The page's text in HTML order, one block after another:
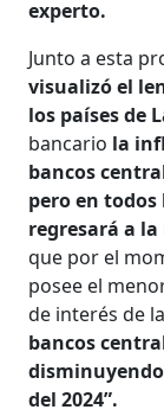
experto.
Junto a esta
visualizó el
los países de
bancario la
bancos
pero en todos
regresará a
que por el
posee el
de interés de
bancos
del 2024”.